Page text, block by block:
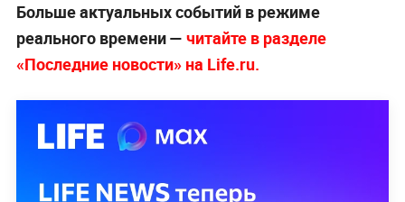
Больше актуальных событий в режиме
реального времени — читайте в разделе
«Последние новости» на Life.ru.